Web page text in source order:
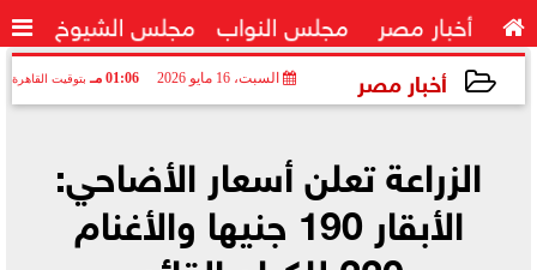
 أخبار مصر مجلس النواب مجلس الشيوخ 
أخبار مصر السبت، 16 مايو 2026 01:06 مـ بتوقيت القاهرة
الزراعة تعلن أسعار الأضاحي:
الأبقار 190 جنيها والأغنام